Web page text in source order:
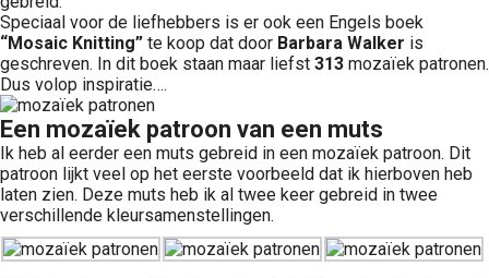
Speciaal voor de liefhebbers is er ook een Engels boek
“Mosaic Knitting” te koop dat door Barbara Walker is
geschreven. In dit boek staan maar liefst 313 mozaïek patronen.
Dus volop inspiratie….
Een mozaïek patroon van een muts
Ik heb al eerder een muts gebreid in een mozaïek patroon. Dit
patroon lijkt veel op het eerste voorbeeld dat ik hierboven heb
laten zien. Deze muts heb ik al twee keer gebreid in twee
verschillende kleursamenstellingen.